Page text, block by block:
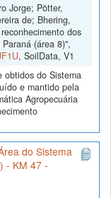
Jorge; Pötter,
de; Bhering,
dos
(área 8)",
, SoilData, V1
obtidos do Sistema
e mantido pela
Agropecuária
do Sistema
- KM 47 -